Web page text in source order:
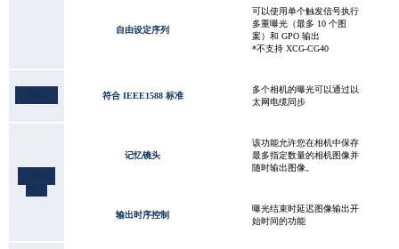
自由设定序列
可以使用单个触发信号执行
多重曝光（最多 10 个图
案）和 GPO 输出
*不支持 XCG-CG40
符合 IEEE1588 标准
多个相机的曝光可以通过以
太网电缆同步
记忆镜头
该功能允许您在相机中保存
最多指定数量的相机图像并
随时输出图像。
输出时序控制
曝光结束时延迟图像输出开
始时间的功能